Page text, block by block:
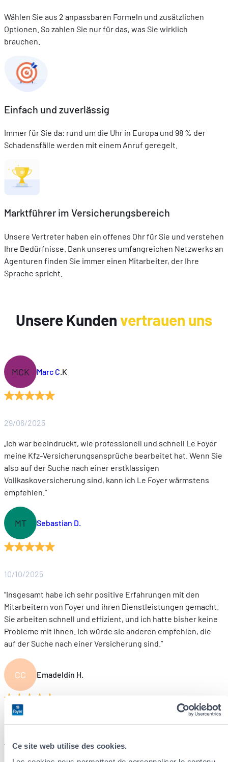
Ce site web utilise des cookies.
Wählen Sie aus 2 anpassbaren Formeln und zusätzlichen
Optionen. So zahlen Sie nur für das, was Sie wirklich
brauchen.
Einfach und zuverlässig
Immer für Sie da: rund um die Uhr in Europa und 98 % der
Schadensfälle werden mit einem Anruf geregelt.
Marktführer im Versicherungsbereich
Unsere Vertreter haben ein offenes Ohr für Sie und verstehen
Ihre Bedürfnisse. Dank unseres umfangreichen Netzwerks an
Agenturen finden Sie immer einen Mitarbeiter, der Ihre
Sprache spricht.
Unsere Kundenvertrauen uns
MCK Marc C .K
29/06/2025
„Ich war beeindruckt, wie professionell und schnell Le Foyer
meine Kfz-Versicherungsansprüche bearbeitet hat. Wenn Sie
also auf der Suche nach einer erstklassigen
Vollkaskoversicherung sind, kann ich Le Foyer wärmstens
empfehlen.”
MT Sebastian D.
10/10/2025
”Insgesamt habe ich sehr positive Erfahrungen mit den
Mitarbeitern von Foyer und ihren Dienstleistungen gemacht.
Sie arbeiten schnell und effizient, und ich hatte bisher keine
Probleme mit ihnen. Ich würde sie anderen empfehlen, die
auf der Suche nach einer Versicherung sind.”
CC Emadeldin H.
12/07/2025
”
Ich habe eine Vollkaskoversicherung bei Foyer und trotz des
hohen Schadenbetrags verlief der gesamte Prozess sehr